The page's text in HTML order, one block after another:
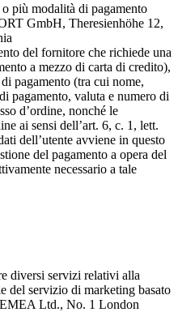
più modalità di pagamento
GmbH, Theresienhöhe 12,
del fornitore che richiede una
a mezzo di carta di credito),
pagamento (tra cui nome,
pagamento, valuta e numero di
d’ordine, nonché le
ai sensi dell’art. 6, c. 1, lett.
dell’utente avviene in questo
del pagamento a opera del
necessario a tale
diversi servizi relativi alla
del servizio di marketing basato
Ltd., No. 1 London